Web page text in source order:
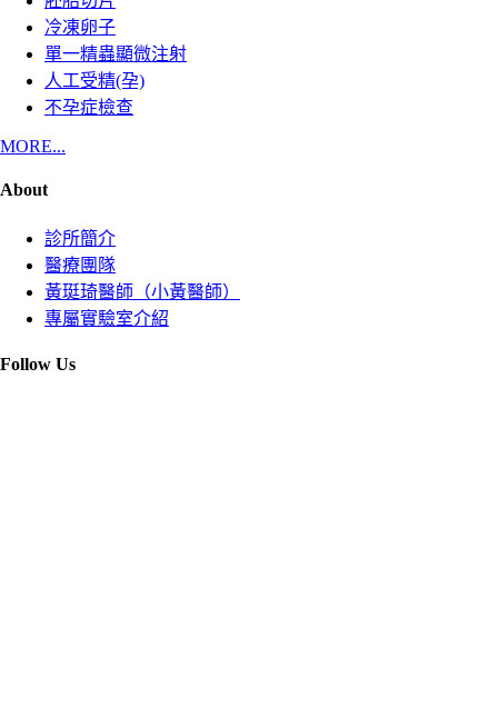
冷凍卵子
單一精蟲顯微注射
人工受精(孕)
不孕症檢查
MORE...
About
診所簡介
醫療團隊
黃珽琦醫師（小黃醫師）
專屬實驗室介紹
Follow Us